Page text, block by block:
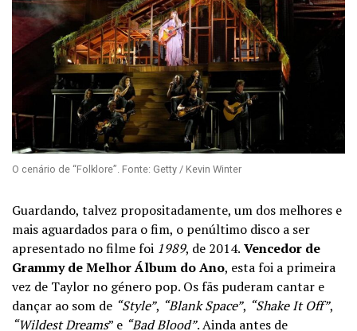
O cenário de “Folklore”. Fonte: Getty / Kevin Winter
Guardando, talvez propositadamente, um dos melhores e
mais aguardados para o fim, o penúltimo disco a ser
apresentado no filme foi 1989, de 2014. Vencedor de
Grammy de Melhor Álbum do Ano, esta foi a primeira
vez de Taylor no género pop. Os fãs puderam cantar e
dançar ao som de “Style”, “Blank Space”, “Shake It Off”,
“Wildest Dreams” e “Bad Blood”. Ainda antes de